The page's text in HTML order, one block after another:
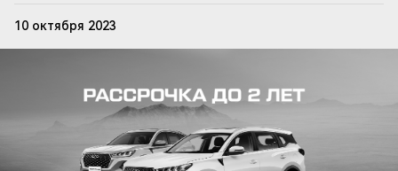
10 октября 2023